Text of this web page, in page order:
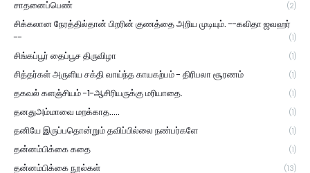
சாதனைப்பெண் (2)
சிக்கலான நேரத்தில்தான் பிறரின் குணத்தை அறிய முடியும். --கவிதா ஜவஹர்
--
(1)
சிங்கப்பூர் தைப்பூச திருவிழா (1)
சித்தர்கள் அருளிய சக்தி வாய்ந்த காயகற்பம் - திரிபலா சூரணம் (1)
தகவல் களஞ்சியம் -1-ஆசிரியருக்கு மரியாதை. (1)
தனதுஅம்மாவை மறக்காத..... (1)
தனியே இருப்பதொன்றும் தவிப்பில்லை நண்பர்களே (1)
தன்னம்பிக்கை கதை (1)
தன்னம்பிக்கை நூல்கள் (13)